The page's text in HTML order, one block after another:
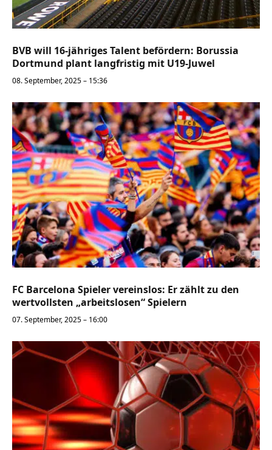
BVB will 16-jähriges Talent befördern: Borussia
Dortmund plant langfristig mit U19-Juwel
08. September, 2025 – 15:36
FC Barcelona Spieler vereinslos: Er zählt zu den
wertvollsten „arbeitslosen“ Spielern
07. September, 2025 – 16:00